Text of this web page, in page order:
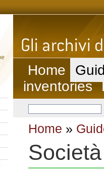
Home
inventories
Home »